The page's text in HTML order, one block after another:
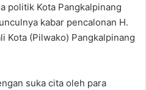
politik Kota Pangkalpinang
kabar pencalonan H.
Kota (Pilwako) Pangkalpinang
suka cita oleh para